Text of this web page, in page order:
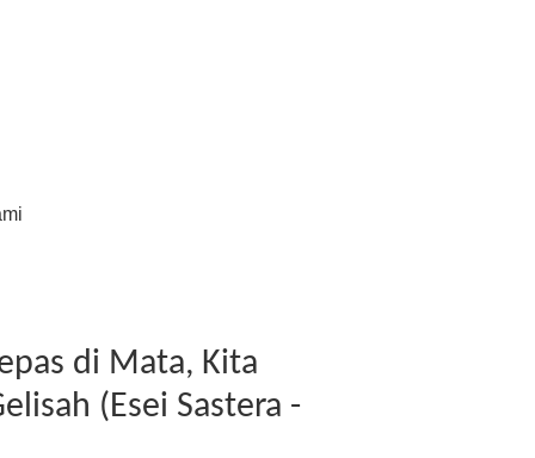
di Mata, Kita
(Esei Sastera -